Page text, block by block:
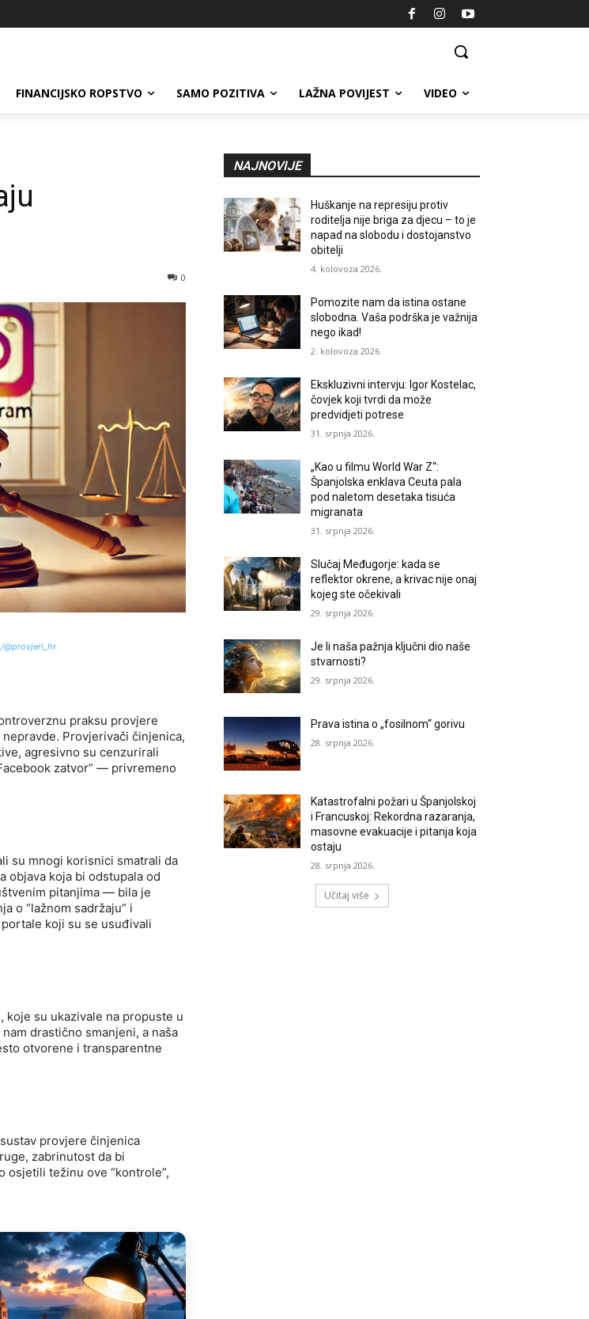
FINANCIJSKO ROPSTVO SAMO POZITIVA LAŽNA POVIJEST VIDEO
0
praksu provjere
Provjerivači činjenica,
agresivno su cenzurirali
zatvor” — privremeno
su mnogi korisnici smatrali da
objava koja bi odstupala od
pitanjima — bila je
o “lažnom sadržaju” i
koji su se usuđivali
koje su ukazivale na propuste u
drastično smanjeni, a naša
otvorene i transparentne
provjere činjenica
zabrinutost da bi
osjetili težinu ove “kontrole”,
NAJNOVIJE
Huškanje na represiju protiv
roditelja nije briga za djecu – to je
napad na slobodu i dostojanstvo
obitelji
4. kolovoza 2026.
Pomozite nam da istina ostane
slobodna. Vaša podrška je važnija
nego ikad!
2. kolovoza 2026.
Ekskluzivni intervju: Igor Kostelac,
čovjek koji tvrdi da može
predvidjeti potrese
31. srpnja 2026.
„Kao u filmu World War Z“:
Španjolska enklava Ceuta pala
pod naletom desetaka tisuća
migranata
31. srpnja 2026.
Slučaj Međugorje: kada se
reflektor okrene, a krivac nije onaj
kojeg ste očekivali
29. srpnja 2026.
Je li naša pažnja ključni dio naše
stvarnosti?
29. srpnja 2026.
Prava istina o „fosilnom“ gorivu
28. srpnja 2026.
Katastrofalni požari u Španjolskoj
i Francuskoj: Rekordna razaranja,
masovne evakuacije i pitanja koja
ostaju
28. srpnja 2026.
Učitaj više